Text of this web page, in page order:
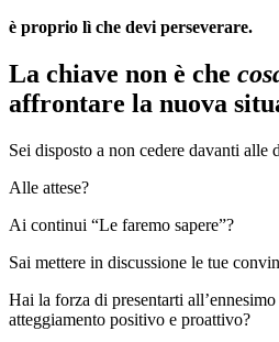
è proprio lì che devi perseverare.
La chiave non è che
affrontare la nuova
Sei disposto a non cedere davanti alle
Alle attese?
Ai continui “Le faremo sapere”?
Sai mettere in discussione le tue
Hai la forza di presentarti
atteggiamento positivo e proattivo?